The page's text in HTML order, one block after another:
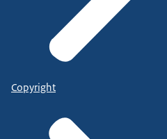
Copyright